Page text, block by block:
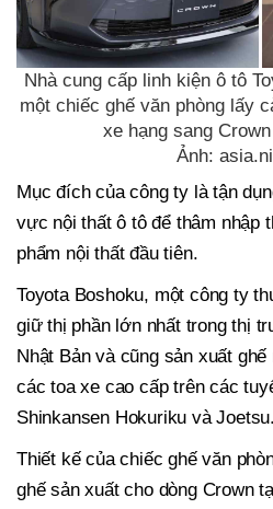
Nhà cung cấp linh kiện ô tô
một chiếc ghế văn phòng lấy
xe hạng sang
Ảnh:
Mục đích của công ty là tận
vực nội thất ô tô để thâm nhập
phẩm nội thất đầu tiên.
Toyota Boshoku, một công ty
giữ thị phần lớn nhất trong thị
Nhật Bản và cũng sản xuất
các toa xe cao cấp trên các
Shinkansen Hokuriku và Joetsu.
Thiết kế của chiếc ghế văn
ghế sản xuất cho dòng Crown